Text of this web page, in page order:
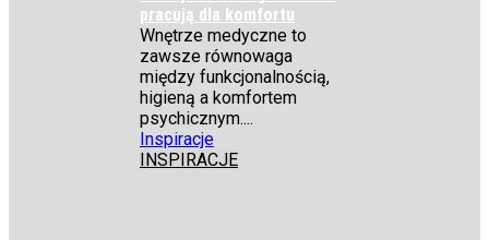
pracują dla komfortu
Wnętrze medyczne to
zawsze równowaga
między funkcjonalnością,
higieną a komfortem
psychicznym....
Inspiracje
INSPIRACJE